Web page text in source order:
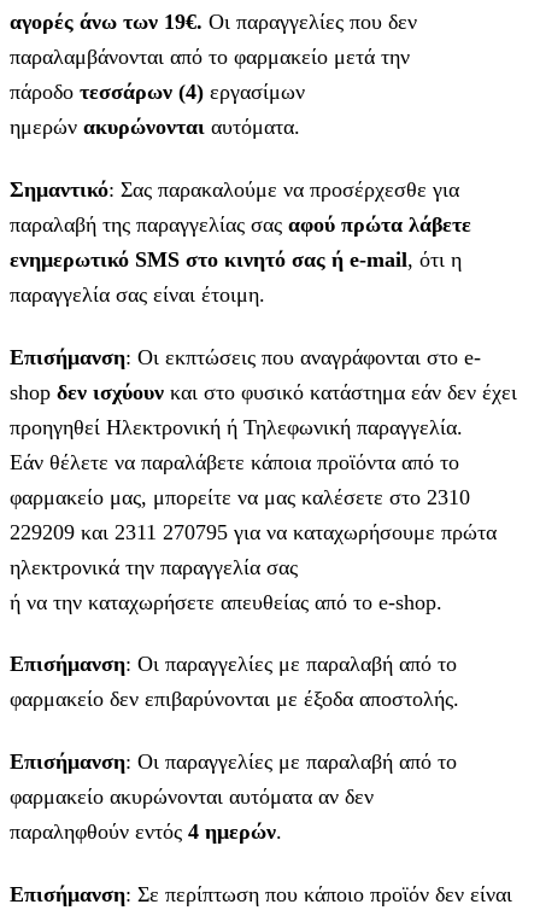
αγορές άνω των 19€. Οι παραγγελίες που δεν
παραλαμβάνονται από το φαρμακείο μετά την
πάροδο τεσσάρων (4) εργασίμων
ημερών ακυρώνονται αυτόματα.
Σημαντικό: Σας παρακαλούμε να προσέρχεσθε για
παραλαβή της παραγγελίας σας αφού πρώτα λάβετε
ενημερωτικό SMS στο κινητό σας ή e-mail, ότι η
παραγγελία σας είναι έτοιμη.
Επισήμανση: Οι εκπτώσεις που αναγράφονται στο e-
shop δεν ισχύουν και στο φυσικό κατάστημα εάν δεν έχει
προηγηθεί Ηλεκτρονική ή Τηλεφωνική παραγγελία.
Εάν θέλετε να παραλάβετε κάποια προϊόντα από το
φαρμακείο μας, μπορείτε να μας καλέσετε στο 2310
229209 και 2311 270795 για να καταχωρήσουμε πρώτα
ηλεκτρονικά την παραγγελία σας
ή να την καταχωρήσετε απευθείας από το e-shop.
Επισήμανση: Οι παραγγελίες με παραλαβή από το
φαρμακείο δεν επιβαρύνονται με έξοδα αποστολής.
Επισήμανση: Οι παραγγελίες με παραλαβή από το
φαρμακείο ακυρώνονται αυτόματα αν δεν
παραληφθούν εντός 4 ημερών.
Επισήμανση: Σε περίπτωση που κάποιο προϊόν δεν είναι